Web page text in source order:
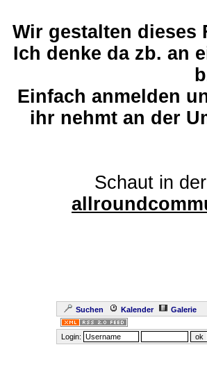
Wir gestalten dieses
Ich denke da zb. an
Einfach anmelden
ihr nehmt an der
Schaut in
Suchen Kalender Galerie
Login: